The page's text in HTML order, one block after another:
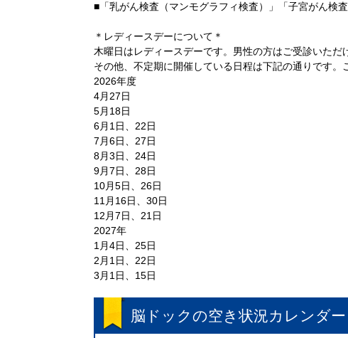
■「乳がん検査（マンモグラフィ検査）」「子宮がん検
＊レディースデーについて＊
木曜日はレディースデーです。男性の方はご受診いただ
その他、不定期に開催している日程は下記の通りです。
2026年度
4月27日
5月18日
6月1日、22日
7月6日、27日
8月3日、24日
9月7日、28日
10月5日、26日
11月16日、30日
12月7日、21日
2027年
1月4日、25日
2月1日、22日
3月1日、15日
脳ドックの空き状況カレンダー